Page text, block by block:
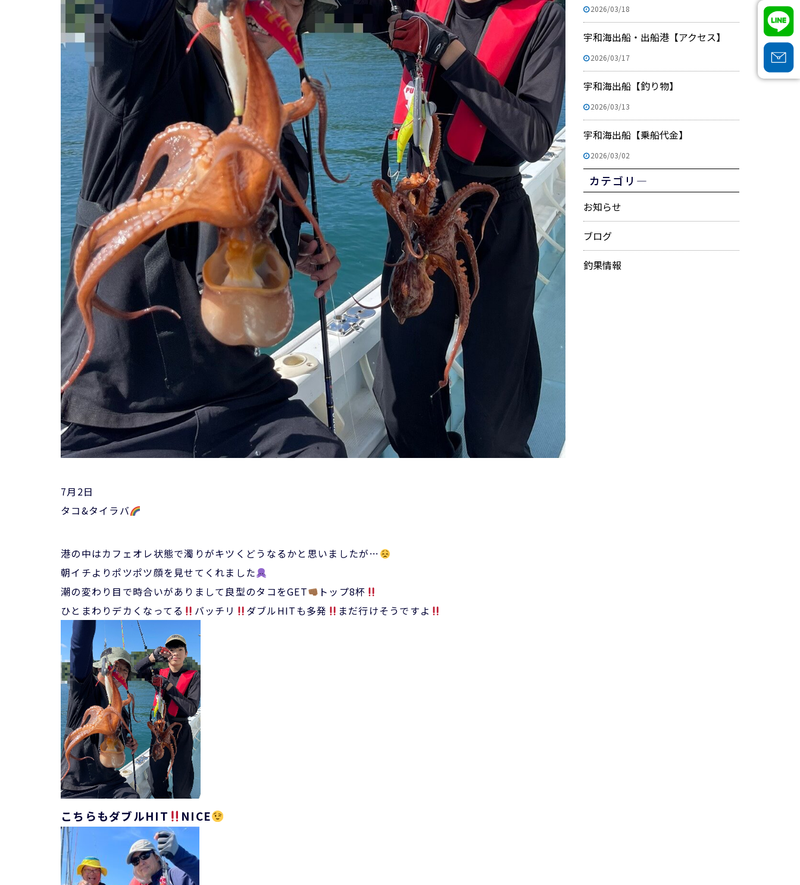
7月2日
タコ&タイラバ
港の中はカフェオレ状態で濁りがキツくどうなるかと思いましたが…
朝イチよりポツポツ顔を見せてくれました
潮の変わり目で時合いがありまして良型のタコをGET
トップ8杯
ひとまわりデカくなってる
バッチリ ダブルHITも多発 まだ行けそうですよ
こちらもダブルHIT NICE
2026/03/18
宇和海出船・出船港【アクセス】
2026/03/17
宇和海出船【釣り物】
2026/03/13
宇和海出船【乗船代金】
2026/03/02
カテゴリ―
お知らせ
ブログ
釣果情報